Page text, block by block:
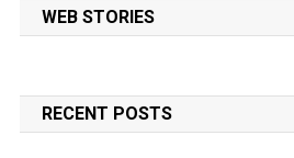
WEB STORIES
RECENT POSTS